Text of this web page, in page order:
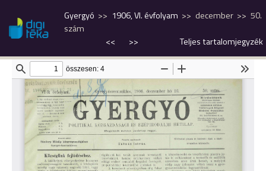
Gyergyó 1906, VI. évfolyam december
50.
szám
<<
>> Teljes tartalomjegyzék